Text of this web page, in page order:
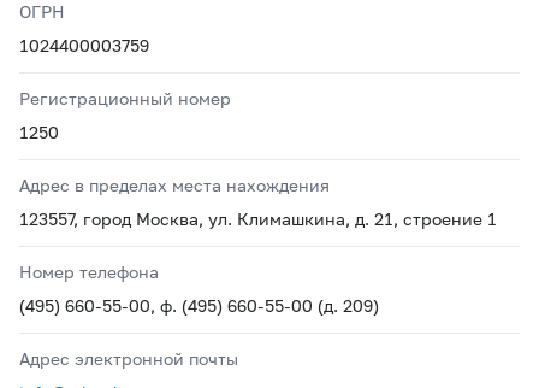
ОГРН
1024400003759
Регистрационный номер
1250
Адрес в пределах места нахождения
123557, город Москва, ул. Климашкина, д. 21, строение 1
Номер телефона
(495) 660-55-00, ф. (495) 660-55-00 (д. 209)
Адрес электронной почты